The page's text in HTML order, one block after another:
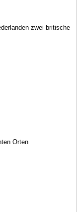
zwei britische
Orten